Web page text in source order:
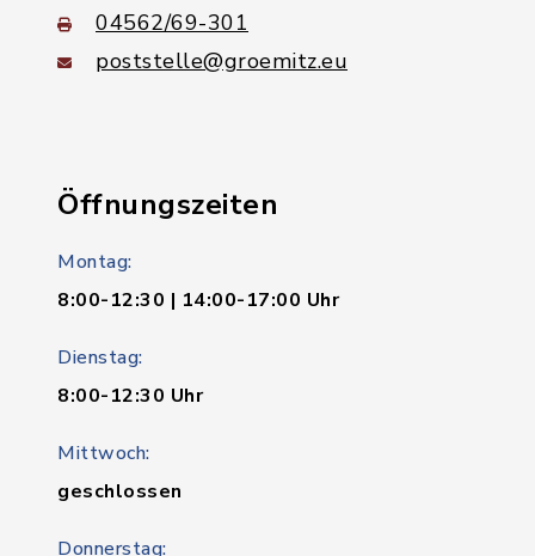
04562/69-301
poststelle@groemitz.eu
Öffnungszeiten
Montag:
8:00-12:30 | 14:00-17:00 Uhr
Dienstag:
8:00-12:30 Uhr
Mittwoch:
geschlossen
Donnerstag: